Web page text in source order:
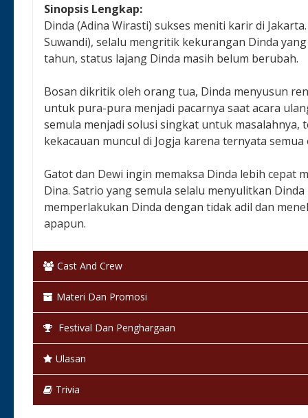
Sinopsis Lengkap:
Dinda (Adina Wirasti) sukses meniti karir di
Suwandi), selalu mengritik kekurangan Dinda
tahun, status lajang Dinda masih belum berubah.
Bosan dikritik oleh orang tua, Dinda menyusun
untuk pura-pura menjadi pacarnya saat acara
semula menjadi solusi singkat untuk masalahnya,
kekacauan muncul di Jogja karena ternyata
Gatot dan Dewi ingin memaksa Dinda lebih
Dina. Satrio yang semula selalu menyulitkan
memperlakukan Dinda dengan tidak adil dan
apapun.
Negara & Tanggal Rilis:Indonesia, 12 Februari
Klasifikasi:
Bahasa:Bahasa Indonesia
Warna:
Status:
Cast And Crew
Materi Dan Promosi
Festival Dan Penghargaan
Ulasan
Trivia